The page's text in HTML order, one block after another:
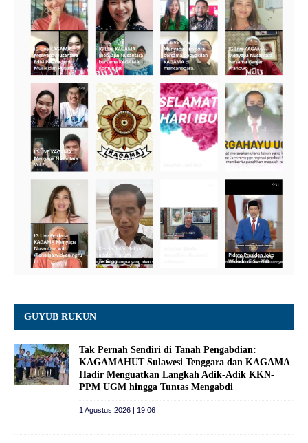
GUYUB RUKUN
Tak Pernah Sendiri di Tanah Pengabdian:
KAGAMAHUT Sulawesi Tenggara dan KAGAMA
Hadir Menguatkan Langkah Adik-Adik KKN-
PPM UGM hingga Tuntas Mengabdi
1 Agustus 2026 | 19:06